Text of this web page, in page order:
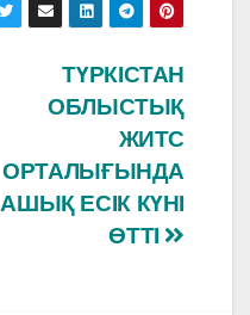
ТҮРКІСТАН
ОБЛЫСТЫҚ
ЖИТС
ОРТАЛЫҒЫНДА
АШЫҚ ЕСІК КҮНІ
ӨТТІ